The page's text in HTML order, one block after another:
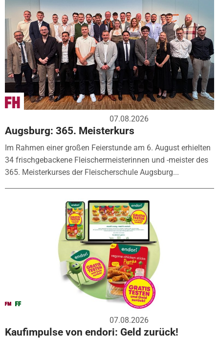
07.08.2026
Augsburg: 365. Meisterkurs
Im Rahmen einer großen Feierstunde am 6. August erhielten
34 frischgebackene Fleischermeisterinnen und -meister des
365. Meisterkurses der Fleischerschule Augsburg...
07.08.2026
Kaufimpulse von endori: Geld zurück!